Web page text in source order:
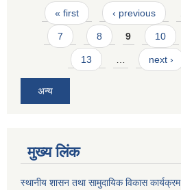
Pages
« first ‹ previous
7 8 9 10
13 next ›
अन्य
मुख्य लिंक
स्थानीय शासन तथा सामुदायिक विकास कार्यक्रम